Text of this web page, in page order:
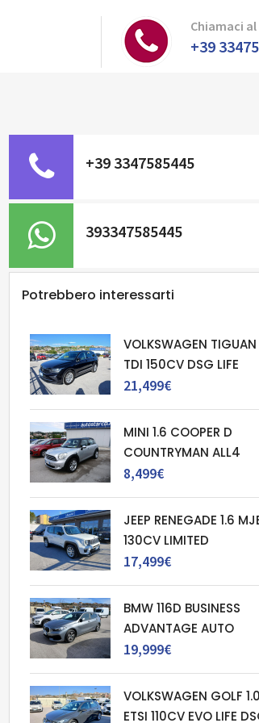
Chiamaci al
+39
+39 3347585445
393347585445
Potrebbero interessarti
VOLKSWAGEN
TDI 150CV DSG LIFE
21,499€
MINI 1.6 COOPER D
COUNTRYMAN ALL4
8,499€
JEEP RENEGADE 1.6
130CV LIMITED
17,499€
BMW 116D BUSINESS
ADVANTAGE AUTO
19,999€
VOLKSWAGEN GOLF 1.0
ETSI 110CV EVO LIFE